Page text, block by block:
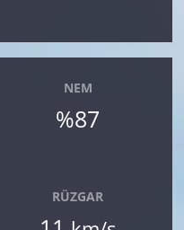
NEM
%87
RÜZGAR